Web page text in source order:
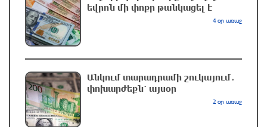
պահեստի վրա
մեկ ժամ առաջ
Բոյակի ճակատամարտի օր. պատմության
եվրոն մի փոքր թանկացել է
4 օր առաջ
Անկում տարադրամի շուկայում․
փոխարժեքն՝ այսօր
2 օր առաջ